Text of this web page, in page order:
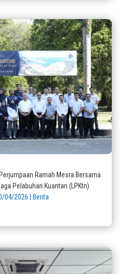
Ramah Mesra Bersama
Pelabuhan Kuantan (LPKtn)
04/2026
Berita